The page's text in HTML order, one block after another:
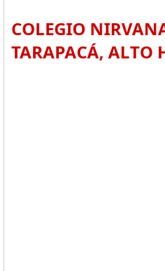
COLEGIO
TARAPACÁ, ALTO